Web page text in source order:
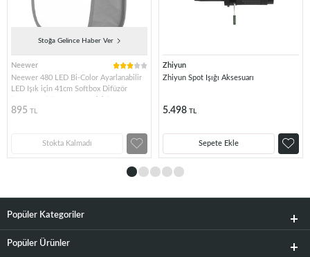
Stoğa Gelince Haber Ver
Neewer
Neewer 480 LED Bi-Color Ayarlanabilir
LED Işık için 41cm Softbox Difüzör
895 TL
Stokta Kalmadı
Zhiyun
Zhiyun Spot Işığı Aksesuarı
5.498 TL
Sepete Ekle
Popüler Kategoriler
Popüler Ürünler